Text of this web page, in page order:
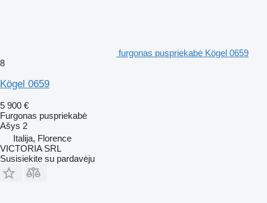
furgonas puspriekabė Kögel 0659
8
Kögel 0659
5 900 €
Furgonas puspriekabė
Ašys 2
Italija, Florence
VICTORIA SRL
Susisiekite su pardavėju